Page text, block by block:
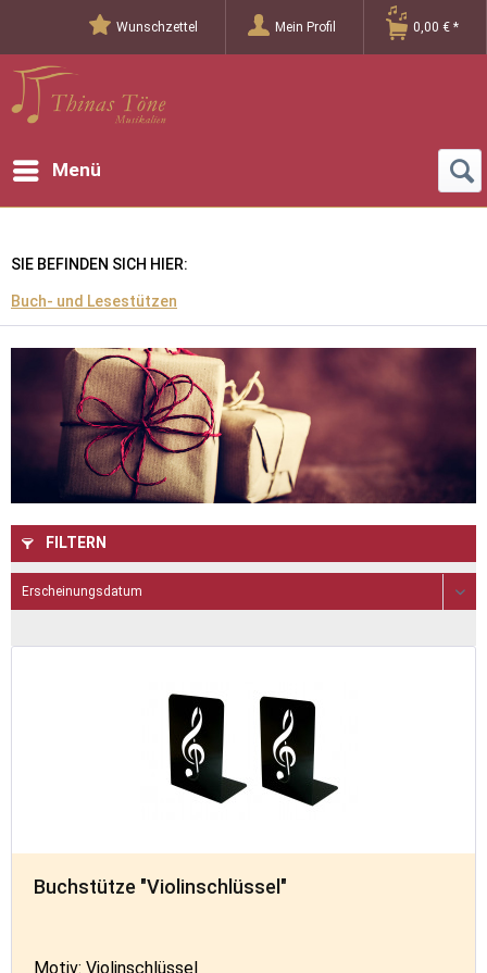
Wunschzettel Mein Profil 0,00 € *
Menü
SIE BEFINDEN SICH HIER:
Buch- und Lesestützen
FILTERN
Buchstütze "Violinschlüssel"
Motiv: Violinschlüssel